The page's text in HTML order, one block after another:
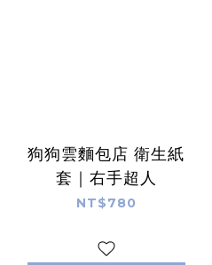
狗狗雲麵包店 衛生紙
套｜右手超人
NT$780